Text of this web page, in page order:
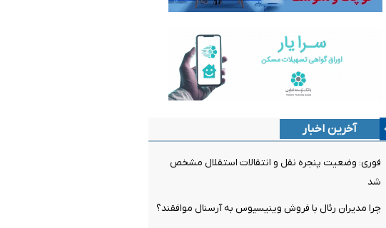
آخرین اخبار
فوری: وضعیت پنجره نقل و انتقالات استقلال مشخص
شد
چرا مدیران رئال با فروش وینیسیوس به آرسنال موافقند؟